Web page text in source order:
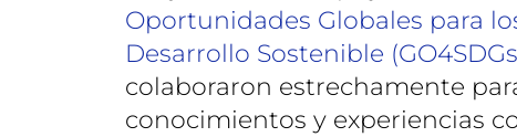
Oportunidades Globales para
Desarrollo Sostenible
colaboraron estrechamente
conocimientos y experiencias